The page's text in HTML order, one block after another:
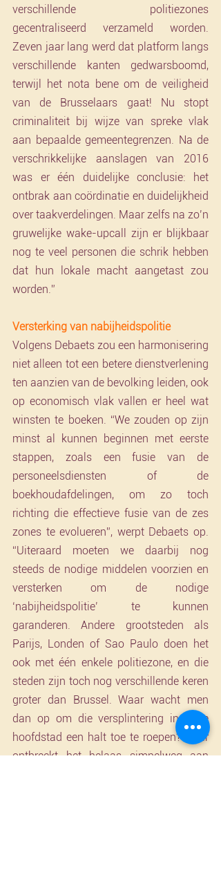
verschillende politiezones
gecentraliseerd verzameld worden.
Zeven jaar lang werd dat platform langs
verschillende kanten gedwarsboomd,
terwijl het nota bene om de veiligheid
van de Brusselaars gaat! Nu stopt
criminaliteit bij wijze van spreke vlak
aan bepaalde gemeentegrenzen. Na de
verschrikkelijke aanslagen van 2016
was er één duidelijke conclusie: het
ontbrak aan coördinatie en duidelijkheid
over taakverdelingen. Maar zelfs na zo’n
gruwelijke wake-upcall zijn er blijkbaar
nog te veel personen die schrik hebben
dat hun lokale macht aangetast zou
worden.”
Versterking van nabijheidspolitie
Volgens Debaets zou een harmonisering
niet alleen tot een betere dienstverlening
ten aanzien van de bevolking leiden, ook
op economisch vlak vallen er heel wat
winsten te boeken. “We zouden op zijn
minst al kunnen beginnen met eerste
stappen, zoals een fusie van de
personeelsdiensten of de
boekhoudafdelingen, om zo toch
richting die effectieve fusie van de zes
zones te evolueren”, werpt Debaets op.
“Uiteraard moeten we daarbij nog
steeds de nodige middelen voorzien en
versterken om de nodige
‘nabijheidspolitie’ te kunnen
garanderen. Andere grootsteden als
Parijs, Londen of Sao Paulo doen het
ook met één enkele politiezone, en die
steden zijn toch nog verschillende keren
groter dan Brussel. Waar wacht men
dan op om die versplintering in onze
hoofdstad een halt toe te roepen? Daar
ontbreekt het helaas simpelweg aan